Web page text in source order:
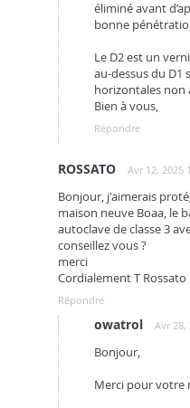
éliminé avant
bonne
Le D2 est un
au-dessus du D1
horizontales non
Bien à vous,
Répondre
ROSSATO Avr 12, 2025
Bonjour, j'aimerais
maison neuve Boaa, le
autoclave de classe 3
conseillez vous ?
merci
Cordialement T Rossato
Répondre
owatrol Avr 28,
Bonjour,
Merci pour votre